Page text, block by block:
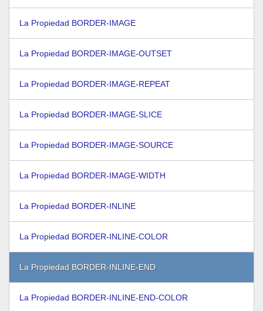
La Propiedad BORDER-IMAGE
La Propiedad BORDER-IMAGE-OUTSET
La Propiedad BORDER-IMAGE-REPEAT
La Propiedad BORDER-IMAGE-SLICE
La Propiedad BORDER-IMAGE-SOURCE
La Propiedad BORDER-IMAGE-WIDTH
La Propiedad BORDER-INLINE
La Propiedad BORDER-INLINE-COLOR
La Propiedad BORDER-INLINE-END
La Propiedad BORDER-INLINE-END-COLOR